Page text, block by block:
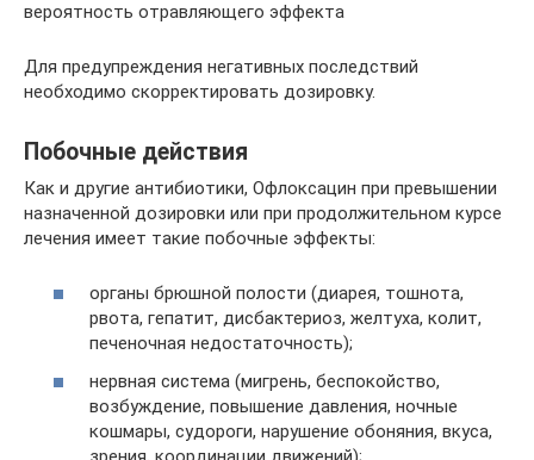
вероятность отравляющего эффекта
Для предупреждения негативных последствий
необходимо скорректировать дозировку.
Побочные действия
Как и другие антибиотики, Офлоксацин при превышении
назначенной дозировки или при продолжительном курсе
лечения имеет такие побочные эффекты:
органы брюшной полости (диарея, тошнота,
рвота, гепатит, дисбактериоз, желтуха, колит,
печеночная недостаточность);
нервная система (мигрень, беспокойство,
возбуждение, повышение давления, ночные
кошмары, судороги, нарушение обоняния, вкуса,